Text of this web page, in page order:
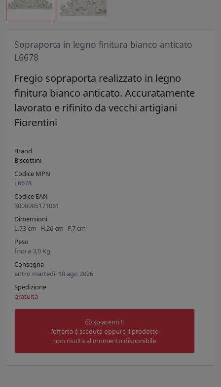
Sopraporta in legno finitura bianco anticato
L6678
Fregio sopraporta realizzato in legno
finitura bianco anticato. Accuratamente
lavorato e rifinito da vecchi artigiani
Fiorentini
Brand
Biscottini
Codice MPN
L6678
Codice EAN
3000005171061
Dimensioni
L.73 cm H.26 cm P.7 cm
Peso
fino a 3,0 Kg
Consegna
entro martedì, 18 ago 2026
Spedizione
gratuita
spiacenti !!
l'offerta è scaduta oppure il prodotto
non risulta al momento disponibile